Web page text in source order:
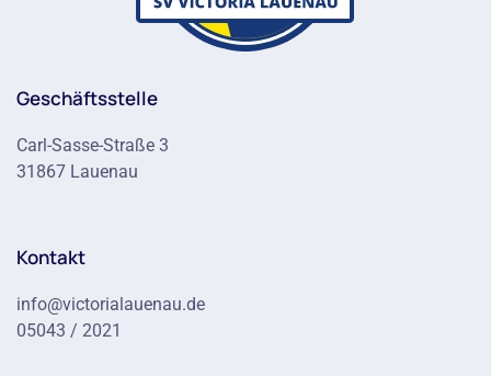
Geschäftsstelle
Carl-Sasse-Straße 3
31867 Lauenau
Kontakt
info@victorialauenau.de
05043 / 2021